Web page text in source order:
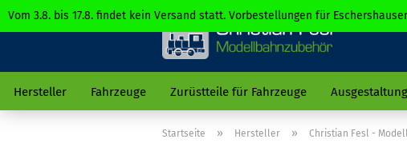
Vom 3.8. bis 17.8. findet kein Versand statt. Vorbestellungen für
Hersteller Fahrzeuge Zurüstteile für Fahrzeuge Ausgestaltung
Startseite » Hersteller » Christian Fesl -